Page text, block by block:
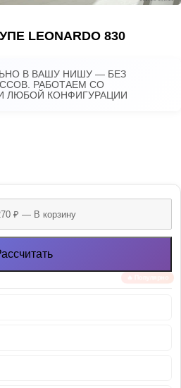
LEONARDO 830
В ВАШУ НИШУ — БЕЗ
РАБОТАЕМ СО
КОНФИГУРАЦИИ